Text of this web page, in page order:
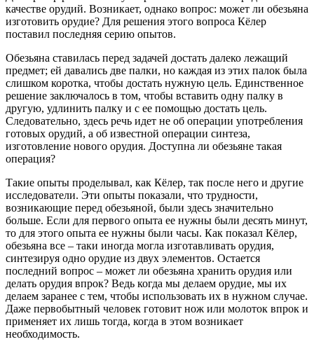
качестве орудий. Возникает, однако вопрос: может ли обезьяна
изготовить орудие? Для решения этого вопроса Кёлер
поставил последняя серию опытов.
Обезьяна ставилась перед задачей достать далеко лежащий
предмет; ей давались две палки, но каждая из этих палок была
слишком коротка, чтобы достать нужную цель. Единственное
решение заключалось в том, чтобы вставить одну палку в
другую, удлинить палку и с ее помощью достать цель.
Следовательно, здесь речь идет не об операции употребления
готовых орудий, а об известной операции синтеза,
изготовление нового орудия. Доступна ли обезьяне такая
операция?
Такие опыты проделывал, как Кёлер, так после него и другие
исследователи. Эти опыты показали, что трудности,
возникающие перед обезьяной, были здесь значительно
больше. Если для первого опыта ее нужны были десять минут,
то для этого опыта ее нужны были часы. Как показал Кёлер,
обезьяна все – таки иногда могла изготавливать орудия,
синтезируя одно орудие из двух элементов. Остается
последний вопрос – может ли обезьяна хранить орудия или
делать орудия впрок? Ведь когда мы делаем орудие, мы их
делаем заранее с тем, чтобы использовать их в нужном случае.
Даже первобытный человек готовит нож или молоток впрок и
применяет их лишь тогда, когда в этом возникает
необходимость.